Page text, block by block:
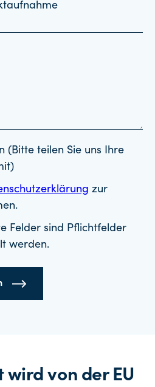
(Bitte teilen Sie uns Ihre
zur
Felder sind Pflichtfelder
werden.
wird von der EU